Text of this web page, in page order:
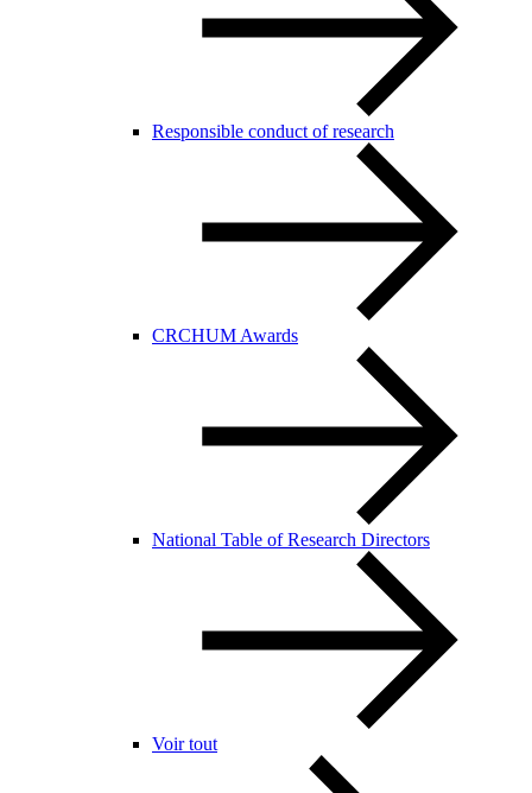
Responsible conduct of research
CRCHUM Awards
National Table of Research Directors
Voir tout